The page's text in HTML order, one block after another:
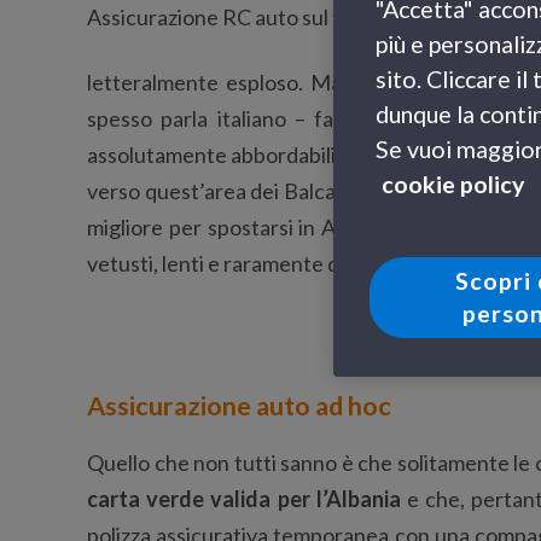
letteralmente esploso. Mare cristallino, cibo
spesso parla italiano – fatto molto
assolutamente abbordabili sono solo alcuni dei
verso quest’area dei Balcani.
migliore per spostarsi in Albania è sicuramente
vetusti, lenti e raramente dotati di servizi che si
Assicurazione auto ad hoc
Quello che non tutti sanno è che solitamente le
carta verde valida per l’Albania e che,
polizza assicurativa temporanea con una
"Accetta"
più e
sito. Cliccare il
dunque la
Se vuoi
cookie policy
Scopri